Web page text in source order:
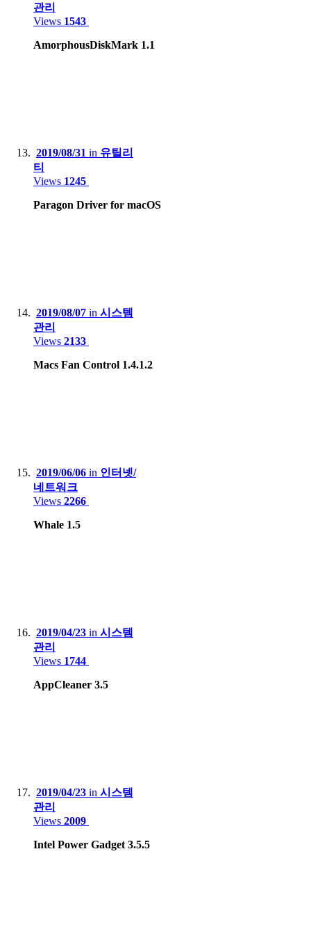
관리
Views 1543
AmorphousDiskMark 1.1
2019/08/31 in 유틸리
티
Views 1245
Paragon Driver for macOS
2019/08/07 in 시스템
관리
Views 2133
Macs Fan Control 1.4.1.2
2019/06/06 in 인터넷/
네트워크
Views 2266
Whale 1.5
2019/04/23 in 시스템
관리
Views 1744
AppCleaner 3.5
2019/04/23 in 시스템
관리
Views 2009
Intel Power Gadget 3.5.5